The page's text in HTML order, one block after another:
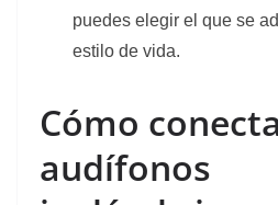
puedes elegir el que se
estilo de vida.
Cómo
audífonos